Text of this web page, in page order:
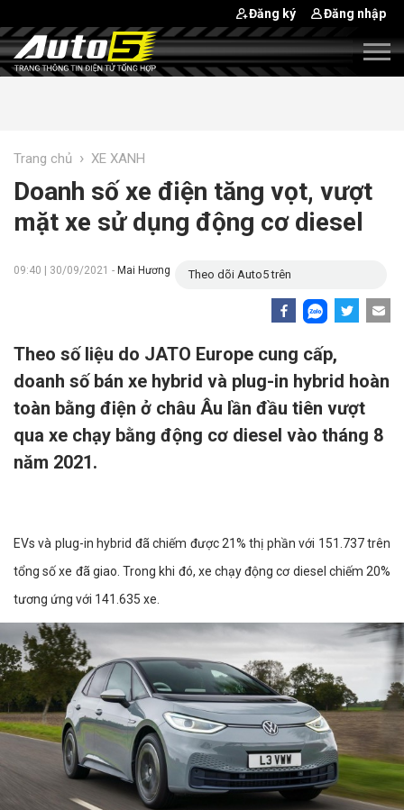
Đăng ký Đăng nhập
Trang chủ › XE XANH
Doanh số xe điện tăng vọt, vượt
mặt xe sử dụng động cơ diesel
09:40 | 30/09/2021 - Mai Hương Theo dõi Auto5 trên
Theo số liệu do JATO Europe cung cấp,
doanh số bán xe hybrid và plug-in hybrid hoàn
toàn bằng điện ở châu Âu lần đầu tiên vượt
qua xe chạy bằng động cơ diesel vào tháng 8
năm 2021.
EVs và plug-in hybrid đã chiếm được 21% thị phần với 151.737 trên
tổng số xe đã giao. Trong khi đó, xe chạy động cơ diesel chiếm 20%
tương ứng với 141.635 xe.